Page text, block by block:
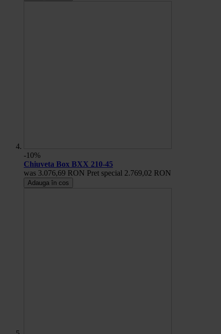
-10%
Chiuveta Box BXX 210-45
was 3.076,69 RON Pret special 2.769,02 RON
Adauga în cos